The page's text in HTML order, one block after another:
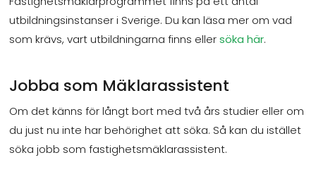
utbildningsinstanser i Sverige. Du kan läsa mer om vad
som krävs, vart utbildningarna finns ellersöka här.
Jobba som Mäklarassistent
Om det känns för långt bort med två års studier eller om
du just nu inte har behörighet att söka. Så kan du istället
söka jobb som fastighetsmäklarassistent.